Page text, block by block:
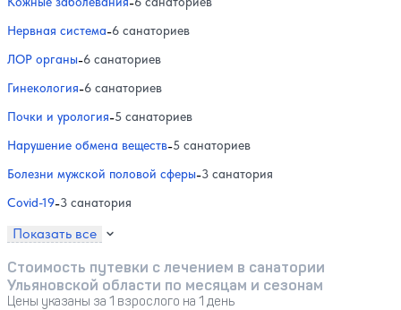
Нервная система-6 санаториев
ЛОР органы-6 санаториев
Гинекология-6 санаториев
Почки и урология-5 санаториев
Нарушение обмена веществ-5 санаториев
Болезни мужской половой сферы-3 санатория
Covid-19-3 санатория
Показать все
Стоимость путевки с лечением в санатории
Ульяновской области по месяцам и сезонам
Цены указаны за 1 взрослого на 1 день